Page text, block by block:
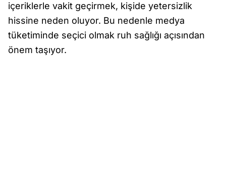
içeriklerle vakit geçirmek, kişide yetersizlik
hissine neden oluyor. Bu nedenle medya
tüketiminde seçici olmak ruh sağlığı açısından
önem taşıyor.